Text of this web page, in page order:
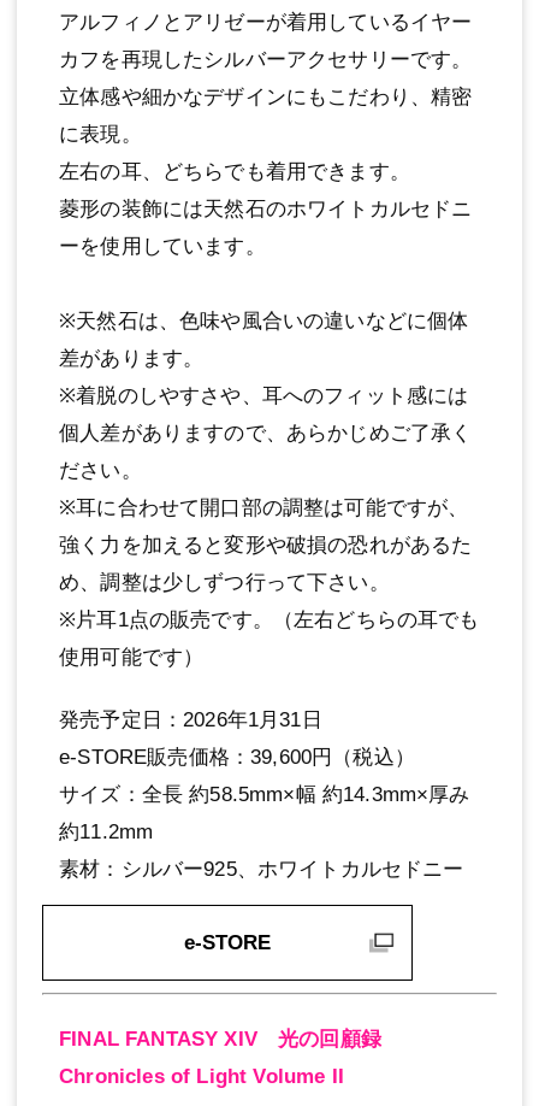
アルフィノとアリゼーが着用しているイヤー
カフを再現したシルバーアクセサリーです。
立体感や細かなデザインにもこだわり、精密
に表現。
左右の耳、どちらでも着用できます。
菱形の装飾には天然石のホワイトカルセドニ
ーを使用しています。
※天然石は、色味や風合いの違いなどに個体
差があります。
※着脱のしやすさや、耳へのフィット感には
個人差がありますので、あらかじめご了承く
ださい。
※耳に合わせて開口部の調整は可能ですが、
強く力を加えると変形や破損の恐れがあるた
め、調整は少しずつ行って下さい。
※片耳1点の販売です。（左右どちらの耳でも
使用可能です）
発売予定日：2026年1月31日
e-STORE販売価格：39,600円（税込）
サイズ：全長 約58.5mm×幅 約14.3mm×厚み
約11.2mm
素材：シルバー925、ホワイトカルセドニー
e-STORE
FINAL FANTASY XIV 光の回顧録
Chronicles of Light Volume II